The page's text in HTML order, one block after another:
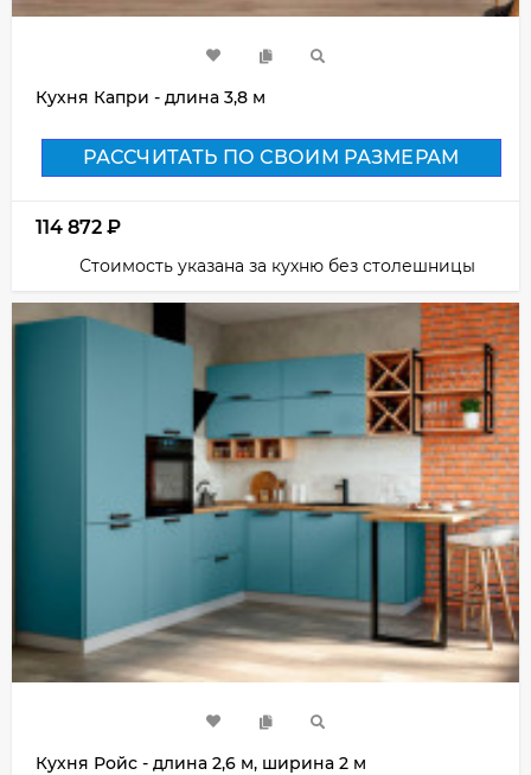
Кухня Капри - длина 3,8 м
РАССЧИТАТЬ ПО СВОИМ РАЗМЕРАМ
114 872 ₽
Стоимость указана за кухню без столешницы
Кухня Ройс - длина 2,6 м, ширина 2 м